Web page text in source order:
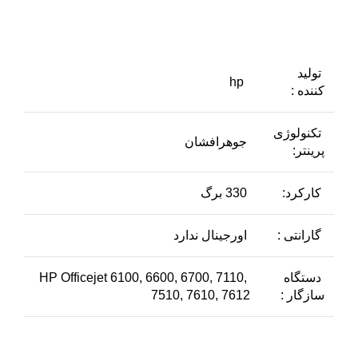
تولید
کننده :
تکنولوژی
پرینتر:
جوهرافشان
کارکرد:
گارانتی : اورجینال ندارد
دستگاه
سازگار :
HP Officejet 6100, 6600, 6700, 7110,
7510, 7610, 7612